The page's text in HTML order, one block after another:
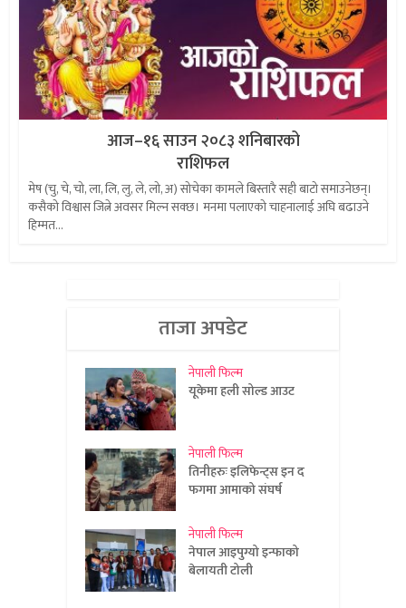
आज–१६ साउन २०८३ शनिबारको
राशिफल
मेष (चु, चे, चो, ला, लि, लु, ले, लो, अ) सोचेका कामले बिस्तारै सही बाटो समाउनेछन्।
कसैको विश्वास जित्ने अवसर मिल्न सक्छ। मनमा पलाएको चाहनालाई अघि बढाउने
हिम्मत...
ताजा अपडेट
नेपाली फिल्म
यूकेमा हली सोल्ड आउट
नेपाली फिल्म
तिनीहरुः इलिफेन्ट्स इन द
फगमा आमाको संघर्ष
नेपाली फिल्म
नेपाल आइपुग्यो इन्फाको
बेलायती टोली